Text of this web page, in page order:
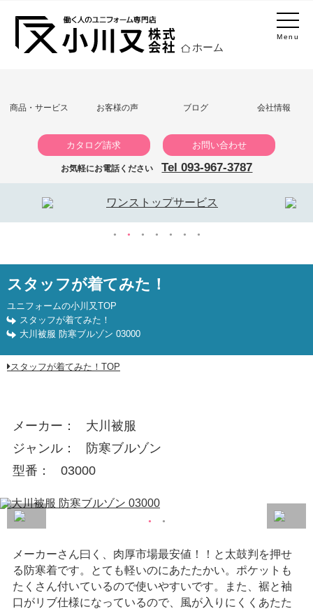
Menu
ホーム
商品・サービス お客様の声 ブログ 会社情報
カタログ請求 お問い合わせ
お気軽にお電話ください Tel 093-967-3787
スタッフが着てみた！
ユニフォームの小川又TOP
スタッフが着てみた！
大川被服 防寒ブルゾン 03000
スタッフが着てみた！TOP
メーカー
大川被服
ジャンル
防寒ブルゾン
型番
03000
メーカーさん曰く、肉厚市場最安値！！と太鼓判を押せ
る防寒着です。とても軽いのにあたたかい。ポケットも
たくさん付いているので使いやすいです。また、裾と袖
口がリブ仕様になっているので、風が入りにくくあたた